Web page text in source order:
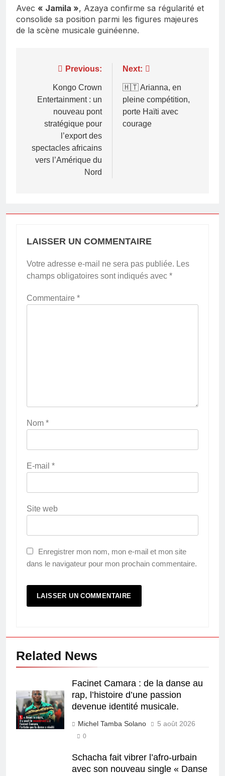
Avec « Jamila », Azaya confirme sa régularité et
consolide sa position parmi les figures majeures
de la scène musicale guinéenne.
Navigation
l’article
Previous:
Kongo Crown
Entertainment : un
nouveau pont
stratégique pour
l’export des
spectacles africains
vers l’Amérique du
Nord
Next:
🇭🇹 Arianna, en
pleine compétition,
porte Haïti avec
courage
LAISSER UN COMMENTAIRE
Votre adresse e-mail ne sera pas publiée. Les
champs obligatoires sont indiqués avec *
Commentaire *
Nom *
E-mail *
Site web
Enregistrer mon nom, mon e-mail et mon site
dans le navigateur pour mon prochain commentaire.
Related News
Facinet Camara : de la danse au
rap, l’histoire d’une passion
devenue identité musicale.
Michel Tamba Solano 5 août 2026
0
Schacha fait vibrer l’afro-urbain
avec son nouveau single « Danse